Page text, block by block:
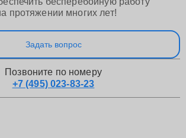
протяжении многих лет!
Задать вопрос
Позвоните по номеру
+7 (495) 023-83-23